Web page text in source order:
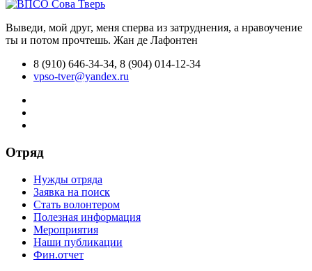
Выведи, мой друг, меня сперва из затруднения, а нравоучение
ты и потом прочтешь. Жан де Лафонтен
8 (910) 646-34-34, 8 (904) 014-12-34
vpso-tver@yandex.ru
Отряд
Нужды отряда
Заявка на поиск
Стать волонтером
Полезная информация
Мероприятия
Наши публикации
Фин.отчет